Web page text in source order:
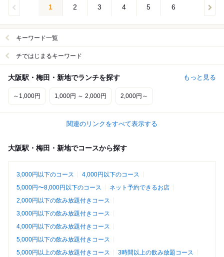
1 2 3 4 5 6
キーワード一覧
チではじまるキーワード
大阪駅・梅田・新地でランチを探す もっと見る
～1,000円 1,000円 ～ 2,000円 2,000円～
関連のリンクをすべて表示する
大阪駅・梅田・新地でコースから探す
3,000円以下のコース
4,000円以下のコース
5,000円〜8,000円以下のコース
ネット予約できるお店
2,000円以下の飲み放題付きコース
3,000円以下の飲み放題付きコース
4,000円以下の飲み放題付きコース
5,000円以下の飲み放題付きコース
5,000円以上の飲み放題付きコース
3時間以上の飲み放題コース